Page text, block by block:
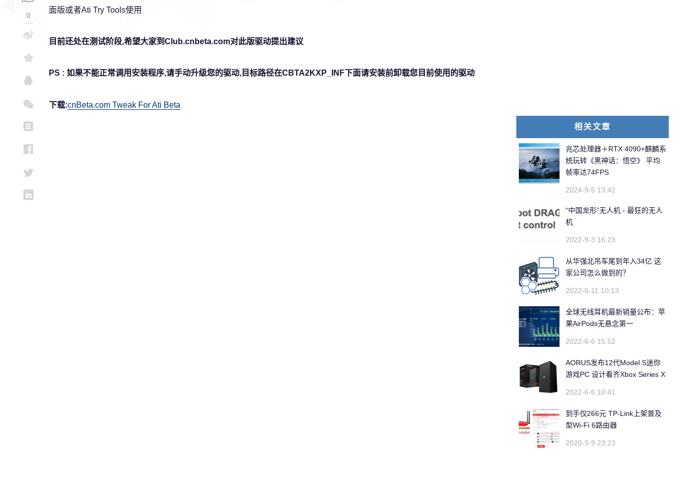
面版或者Ati Try Tools使用
目前还处在测试阶段,希望大家到Club.cnbeta.com对此版驱动提出建议
PS : 如果不能正常调用安装程序,请手动升级您的驱动,目标路径在CBTA2KXP_INF下面请安装前卸载您目前使用的驱动
下载:cnBeta.com Tweak For Ati Beta
0
相关文章
兆芯处理器＋RTX 4090+麒麟系
统玩转《黑神话：悟空》 平均
帧率达74FPS
2024-9-5 13:42
“中国龙形”无人机 - 最狂的无人
机
2022-9-3 16:23
从华强北吊车尾到年入34亿 这
家公司怎么做到的？
2022-6-11 10:13
全球无线耳机最新销量公布：苹
果AirPods无悬念第一
2022-6-6 15:52
AORUS发布12代Model S迷你
游戏PC 设计看齐Xbox Series X
2022-6-6 10:41
到手仅266元 TP-Link上架普及
型Wi-Fi 6路由器
2020-3-9 23:23